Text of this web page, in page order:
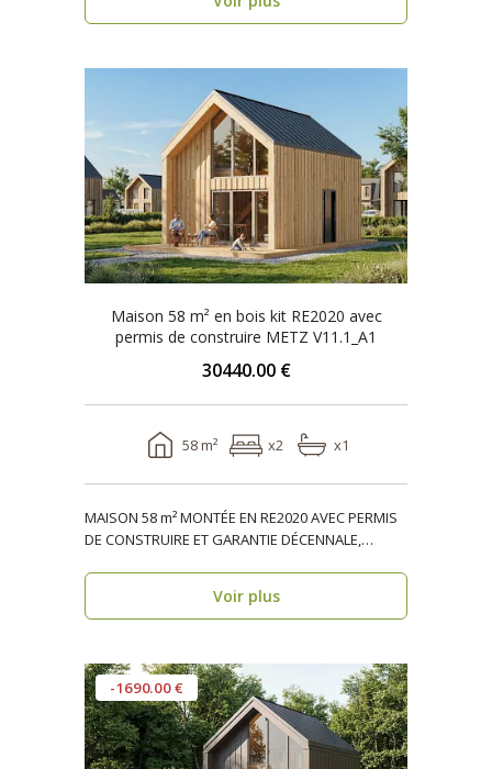
Maison 58 m² en bois kit RE2020 avec
permis de construire METZ V11.1_A1
30440.00 €
58 m² x2 x1
MAISON 58 m² MONTÉE EN RE2020 AVEC PERMIS
DE CONSTRUIRE ET GARANTIE DÉCENNALE,
Voir plus
-1690.00 €